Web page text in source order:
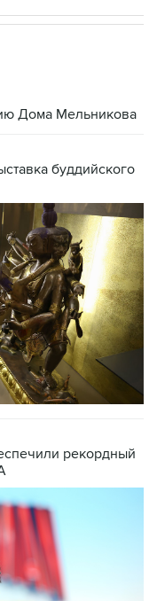
Дома Мельникова
буддийского
рекордный